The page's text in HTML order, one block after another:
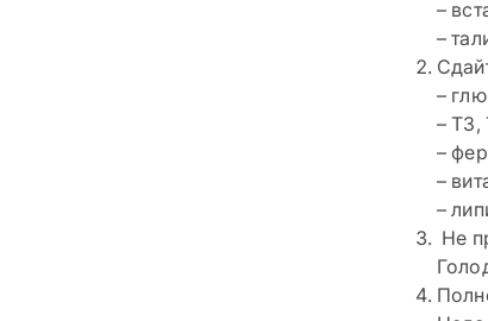
–
–
–
– Т3,
–
–
–
Не